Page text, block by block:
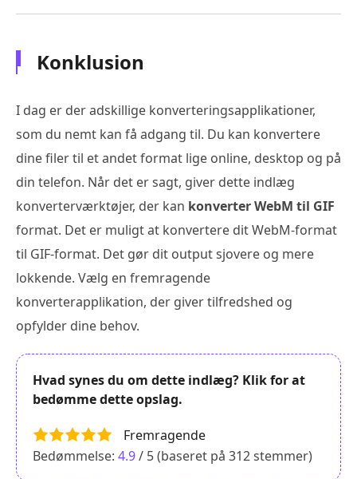
Konklusion
I dag er der adskillige konverteringsapplikationer,
som du nemt kan få adgang til. Du kan konvertere
dine filer til et andet format lige online, desktop og på
din telefon. Når det er sagt, giver dette indlæg
konverterværktøjer, der kan konverter WebM til GIF
format. Det er muligt at konvertere dit WebM-format
til GIF-format. Det gør dit output sjovere og mere
lokkende. Vælg en fremragende
konverterapplikation, der giver tilfredshed og
opfylder dine behov.
Hvad synes du om dette indlæg? Klik for at
bedømme dette opslag.
Fremragende
Bedømmelse: 4.9/ 5 (baseret på 312stemmer)